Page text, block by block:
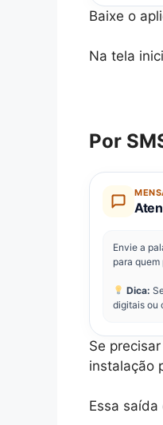
Baixe o
Na tela
Por
Envie a
para
Dica:
digitais ou
Se
instalação
Essa